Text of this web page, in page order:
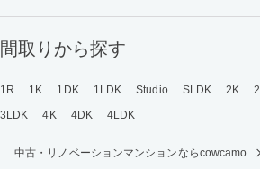
間取りから探す
1R 1K 1DK 1LDK Studio SLDK 2K
3LDK
4K 4DK 4LDK
中古・リノベーションマンションならcowcamo